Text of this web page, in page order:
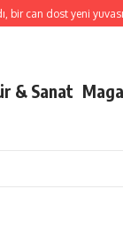
dost yeni yuvasına
& Sanat